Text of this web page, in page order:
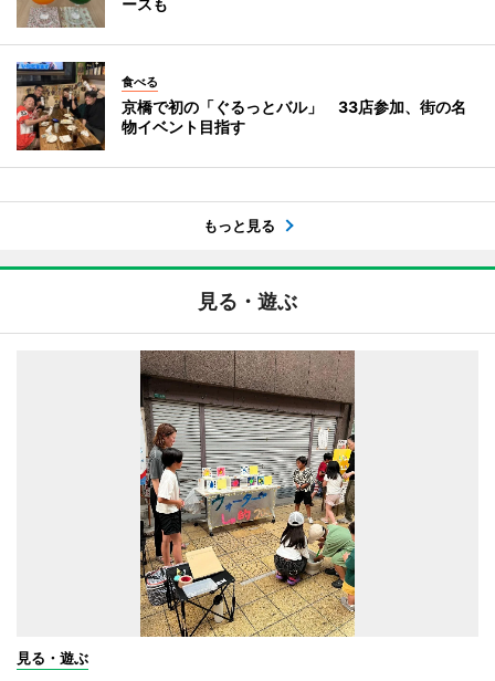
ースも
食べる
京橋で初の「ぐるっとバル」 33店参加、街の名
物イベント目指す
もっと見る
見る・遊ぶ
見る・遊ぶ